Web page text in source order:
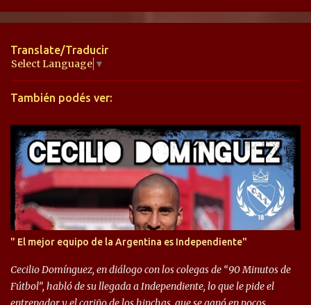
n
a
r
i
s
Translate/Traducir
Select Language ▼
También podés ver:
" El mejor equipo de la Argentina es Independiente"
Cecilio Domínguez, en diálogo con los colegas de “90 Minutos de
Fútbol”, habló de su llegada a Independiente, lo que le pide el